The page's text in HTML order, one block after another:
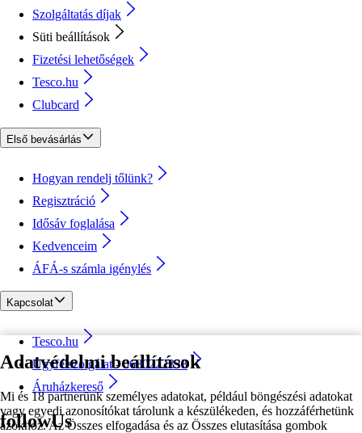
Adatvédelmi beállítások
Mi és 18 partnerünk személyes adatokat, például böngészési adatokat
vagy egyedi azonosítókat tárolunk a készülékeden, és hozzáférhetünk
azokhoz. Az Összes elfogadása és az Összes elutasítása gombok
Szolgáltatás díjak
Süti beállítások
Fizetési lehetőségek
Tesco.hu
Clubcard
Első bevásárlás
Hogyan rendelj tőlünk?
Regisztráció
Idősáv foglalása
Kedvenceim
ÁFÁ-s számla igénylés
Kapcsolat
Tesco.hu
Ügyfélszolgálat - 0680222333
Áruházkereső
followUs